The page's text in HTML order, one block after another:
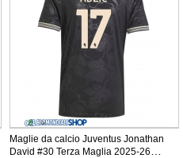
Maglie da calcio Juventus Jonathan
David #30 Terza Maglia 2025-26